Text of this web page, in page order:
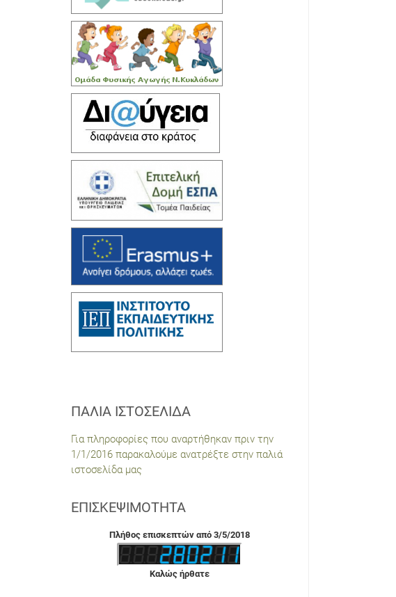
ΠΑΛΙΆ ΙΣΤΟΣΕΛΊΔΑ
Για πληροφορίες που αναρτήθηκαν πριν την
1/1/2016 παρακαλούμε ανατρέξτε στην παλιά
ιστοσελίδα μας
ΕΠΙΣΚΕΨΙΜΌΤΗΤΑ
Πλήθος επισκεπτών από 3/5/2018
Καλώς ήρθατε